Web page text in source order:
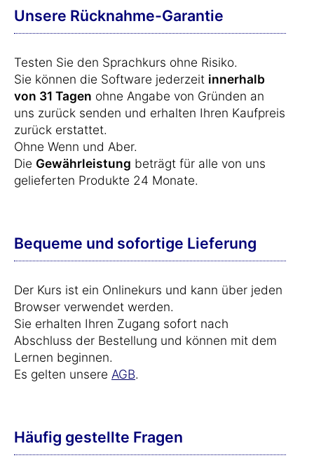
Unsere Rücknahme-Garantie
Testen Sie den Sprachkurs ohne Risiko.
Sie können die Software jederzeit innerhalb
von 31 Tagen ohne Angabe von Gründen an
uns zurück senden und erhalten Ihren Kaufpreis
zurück erstattet.
Ohne Wenn und Aber.
Die Gewährleistung beträgt für alle von uns
gelieferten Produkte 24 Monate.
Bequeme und sofortige Lieferung
Der Kurs ist ein Onlinekurs und kann über jeden
Browser verwendet werden.
Sie erhalten Ihren Zugang sofort nach
Abschluss der Bestellung und können mit dem
Lernen beginnen.
Es gelten unsere AGB.
Häufig gestellte Fragen